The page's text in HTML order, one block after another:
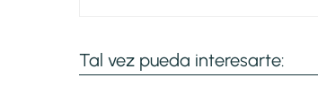
Tal vez pueda interesarte: